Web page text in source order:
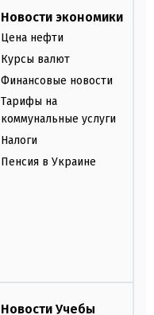
Новости экономики
Цена нефти
Курсы валют
Финансовые новости
Тарифы на
коммунальные услуги
Налоги
Пенсия в Украине
Новости Учебы